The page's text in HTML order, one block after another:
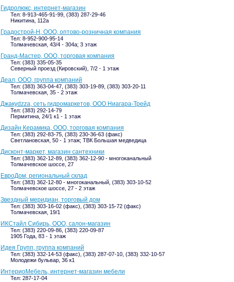
Гидролюкс, интернет-магазин
Тел: 8-913-465-91-99, (383) 287-29-46
Никитина, 112а
Градострой-Н, ООО, оптово-розничная компания
Тел: 8-952-900-95-14
Толмачевская, 43/4 - 304а; 3 этаж
Гранд-Мастер, ООО, торговая компания
Тел: (383) 335-05-35
Северный проезд (Кировский), 7/2 - 1 этаж
Деал, ООО, группа компаний
Тел: (383) 363-04-47, (383) 303-19-89, (383) 303-20-11
Толмачевская, 35 - 2 этаж
Джакуdzza, сеть гидромаркетов, ООО Ниагара-Трейд
Тел: (383) 292-14-79
Пермитина, 24/1 к1 - 1 этаж
Дизайн Керамика, ООО, торговая компания
Тел: (383) 292-83-75, (383) 230-36-63 (факс)
Светлановская, 50 - 1 этаж; ТВК Большая медведица
Дисконт-маркет, магазин сантехники
Тел: (383) 362-12-89, (383) 362-12-90 - многоканальный
Толмачевское шоссе, 27
ЕвроДом, региональный склад
Тел: (383) 362-12-80 - многоканальный, (383) 303-10-52
Толмачевское шоссе, 27 - 2 этаж
Звездный меридиан, торговый дом
Тел: (383) 303-16-02 (факс), (383) 303-15-72 (факс)
Толмачевская, 19/1
ИКСтайл Сибирь, ООО, салон-магазин
Тел: (383) 220-09-86, (383) 220-09-87
1905 Года, 83 - 1 этаж
Идея Групп, группа компаний
Тел: (383) 332-14-53 (факс), (383) 287-07-10, (383) 332-10-57
Молодежи бульвар, 36 к1
ИнтериоМебель, интернет-магазин мебели
Тел: 287-17-04